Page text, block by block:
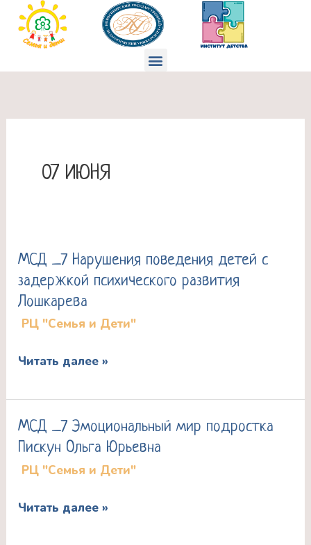
Перейти
содержимому
Меню
07 ИЮНЯ
МСД _7 Нарушения поведения детей с
задержкой психического развития
Лошкарева
РЦ "Семья и Дети"
МСД
_7
Нарушения
поведения
с
развития
Лошкарева
Читать далее »
МСД _7 Эмоциональный мир подростка
Пискун Ольга Юрьевна
РЦ "Семья и Дети"
МСД
_7
Эмоциональный
подростка
Читать далее »